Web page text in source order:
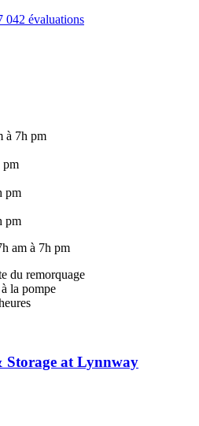
042 évaluations
à 7h pm
pm
pm
pm
am à 7h pm
du remorquage
la pompe
at Lynnway